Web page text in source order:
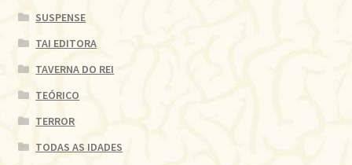
SUSPENSE
TAI EDITORA
TAVERNA DO REI
TEÓRICO
TERROR
TODAS AS IDADES